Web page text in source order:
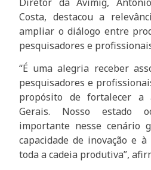
Costa, destacou a
ampliar o diálogo entre
pesquisadores e
“É uma alegria receber
pesquisadores e
propósito de fortalecer a
Gerais. Nosso estado
importante nesse cenário
capacidade de inovação e
toda a cadeia produtiva”,